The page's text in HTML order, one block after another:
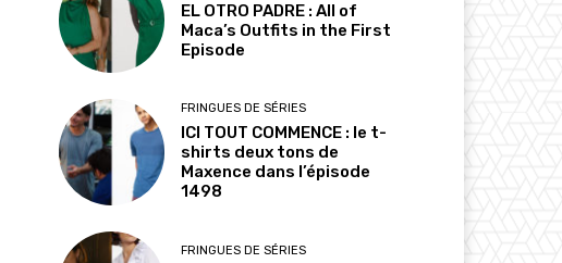
EL OTRO PADRE : All of
Maca’s Outfits in the First
Episode
FRINGUES DE SÉRIES
ICI TOUT COMMENCE : le t-
shirts deux tons de
Maxence dans l’épisode
1498
FRINGUES DE SÉRIES